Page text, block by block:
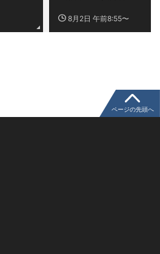
塚アイスパレス杯争奪大
塚杯)～
8月2日 午前8:55〜
ページの先頭へ